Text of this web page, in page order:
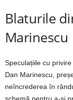
Blaturile
Marinescu
Speculațiile cu
Dan Marinescu,
neîncrederea în
schemă pentru a-și